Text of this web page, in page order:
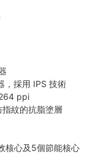
，採用 IPS 技術
ppi
紋的抗脂塗層
核心及5個節能核心